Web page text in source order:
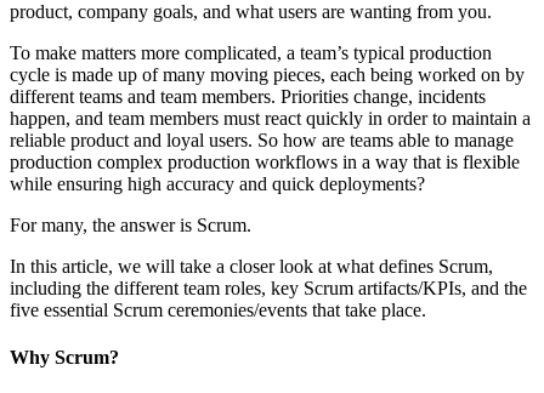
product, company goals, and what users are wanting from you.
To make matters more complicated, a team’s typical production
cycle is made up of many moving pieces, each being worked on by
different teams and team members. Priorities change, incidents
happen, and team members must react quickly in order to maintain a
reliable product and loyal users. So how are teams able to manage
production complex production workflows in a way that is flexible
while ensuring high accuracy and quick deployments?
For many, the answer is Scrum.
In this article, we will take a closer look at what defines Scrum,
including the different team roles, key Scrum artifacts/KPIs, and the
five essential Scrum ceremonies/events that take place.
Why Scrum?